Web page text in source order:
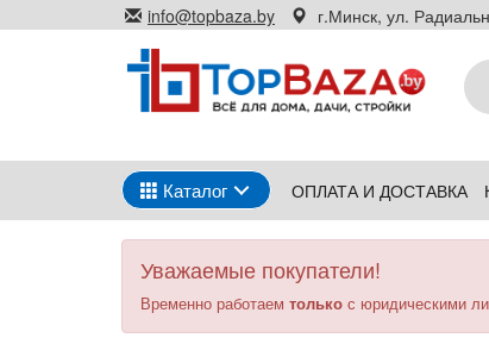
к
info@topbaza.by г.Минск, ул.
Каталог ОПЛАТА И ДОСТАВКА
Уважаемые покупатели!
Временно работаем только с юридическими